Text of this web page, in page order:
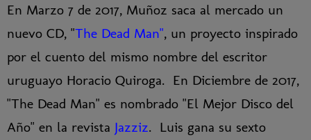
En Marzo 7 de 2017, Muñoz saca al mercado un
nuevo CD, "The Dead Man", un proyecto inspirado
por el cuento del mismo nombre del escritor
uruguayo Horacio Quiroga. En Diciembre de 2017,
"The Dead Man" es nombrado "El Mejor Disco del
Año" en la revista Jazziz. Luis gana su sexto